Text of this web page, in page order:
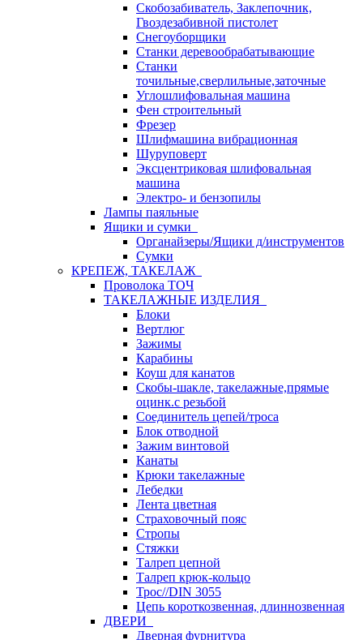
Скобозабиватель, Заклепочник,
Гвоздезабивной пистолет
Снегоуборщики
Станки деревообрабатывающие
Станки
точильные,сверлильные,заточные
Углошлифовальная машина
Фен строительный
Фрезер
Шлифмашина вибрационная
Шуруповерт
Эксцентриковая шлифовальная
машина
Электро- и бензопилы
Лампы паяльные
Ящики и сумки
Органайзеры/Ящики д/инструментов
Сумки
КРЕПЕЖ, ТАКЕЛАЖ
Проволока ТОЧ
ТАКЕЛАЖНЫЕ ИЗДЕЛИЯ
Блоки
Вертлюг
Зажимы
Карабины
Коуш для канатов
Скобы-шакле, такелажные,прямые
оцинк.с резьбой
Соединитель цепей/троса
Блок отводной
Зажим винтовой
Канаты
Крюки такелажные
Лебедки
Лента цветная
Страховочный пояс
Стропы
Стяжки
Талреп цепной
Талреп крюк-кольцо
Трос//DIN 3055
Цепь короткозвенная, длиннозвенная
ДВЕРИ
Дверная фурнитура